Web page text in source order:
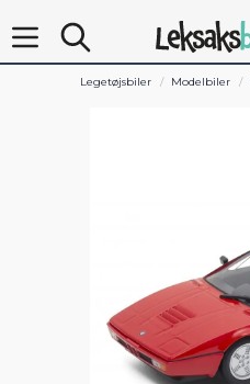
Legetøjsbiler Modelbiler